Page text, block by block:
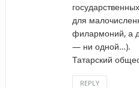
для
филармоний, а
— ни одной…).
Татарский
REPLY